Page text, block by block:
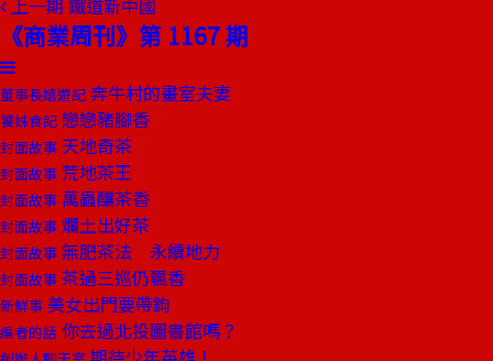
上一期 鐵道新中國
《商業周刊》第 1167 期
董事長嬉遊記 奔牛村的畫室夫妻
饕姊食記 戀戀豬腳香
封面故事 天地奇茶
封面故事 荒地茶王
封面故事 萬蟲釀茶香
封面故事 爛土出好茶
封面故事 無肥茶法 永續地力
封面故事 茶過三巡仍飄香
新鮮事 美女出門要帶鉤
編者的話 你去過北投圖書館嗎？